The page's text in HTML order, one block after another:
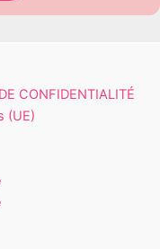
CONFIDENTIALITÉ
(UE)